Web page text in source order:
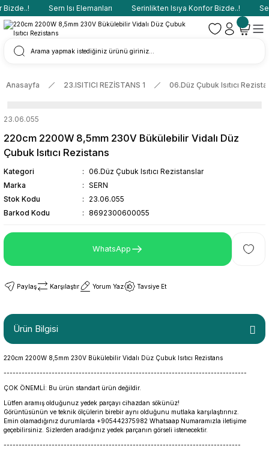
Sern Isı Elemanları Serinlikten Isıya Konfor Bizde..!
Anasayfa 23.ISITICI REZİSTANS 1 06.Düz Çubuk Isıtıcı
23.06.055
220cm 2200W 8,5mm 230V Bükülebilir Vidalı Düz
Çubuk Isıtıcı Rezistans
Kategori
06.Düz Çubuk Isıtıcı Rezistanslar
Marka
SERN
Stok Kodu
23.06.055
Barkod Kodu
8692300600055
WhatsApp
Paylaş Karşılaştır Yorum Yaz Tavsiye Et
Ürün Bilgisi
220cm 2200W 8,5mm 230V Bükülebilir Vidalı Düz Çubuk Isıtıcı Rezistans
---------------------------------------------------------------------------------
ÇOK ÖNEMLİ: Bu ürün standart ürün değildir.
Lütfen aramış olduğunuz yedek parçayı cihazdan sökünüz!
Görüntüsünün ve teknik ölçülerin birebir aynı olduğunu mutlaka karşılaştırınız.
Emin olamadığınız durumlarda +905442375982 Whatsaap Numaramızla iletişime
geçebilirsiniz. Sizlerden aradığınız yedek parçanın görseli istenecektir.
-------------------------------------------------------------------------------